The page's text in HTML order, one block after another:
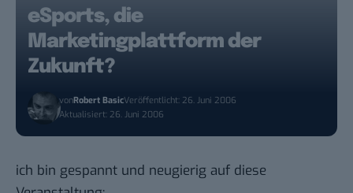
eSports, die
Marketingplattform der
Zukunft?
vonRobert BasicVeröffentlicht: 26. Juni 2006
Aktualisiert: 26. Juni 2006
ich bin gespannt und neugierig auf diese